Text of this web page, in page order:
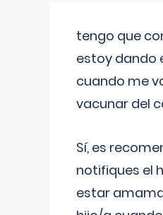
tengo que
estoy dando
cuando me
vacunar del
Sí, es
notifiques el
estar